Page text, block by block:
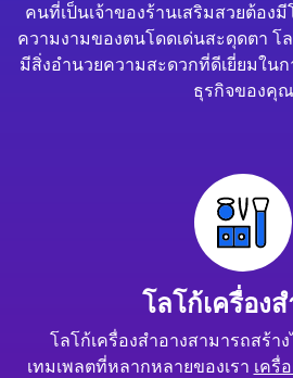
คนที่เป็นเจ้าของร้านเสริมสวยต้อง
ความงามของตนโดดเด่นสะดุดตา โ
มีสิ่งอำนวยความสะดวกที่ดีเยี่ยมใน
ธุรกิจของคุณ
โลโก้เครื่องส
โลโก้เครื่องสำอางสามารถสร้า
เทมเพลตที่หลากหลายของเรา เครื่